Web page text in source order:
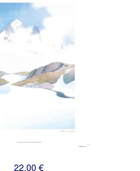
22,00 €